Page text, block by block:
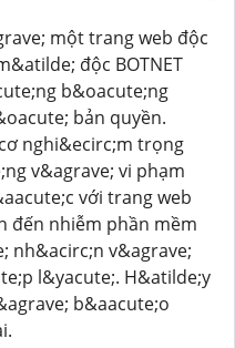
một trang web độc
độc BOTNET
b&oacute;ng
bản quyền.
nghi&ecirc;m trọng
v&agrave; vi phạm
với trang web
đến nhiễm phần mềm
nh&acirc;n v&agrave;
l&yacute;. H&atilde;y
b&aacute;o